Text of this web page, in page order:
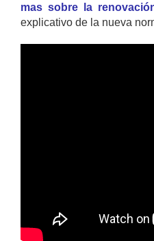
mas sobre la
explicativo de la nueva